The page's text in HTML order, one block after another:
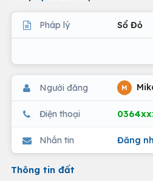
Pháp lý Sổ Đỏ
Người đăng M
Điện thoại
Nhắn tin Đăng
Thông tin đất